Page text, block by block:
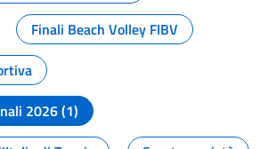
Finali Beach Volley FIBV
2026 (1)